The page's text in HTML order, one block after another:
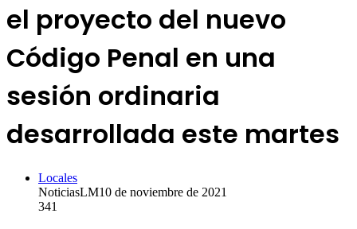
el proyecto del nuevo
Código Penal en una
sesión ordinaria
desarrollada este martes
Locales
NoticiasLM10 de noviembre de 2021
341